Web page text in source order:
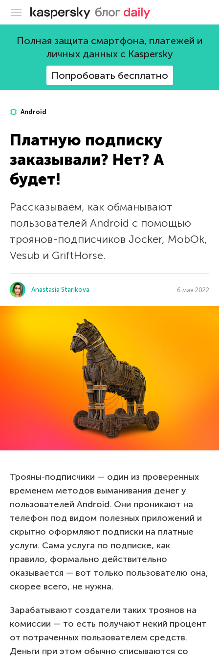
Блог Касперского
Полная защита смартфона, платежей и
личных данных с Kaspersky
Попробовать бесплатно
Android
Платную подписку
заказывали? Нет? А
будет!
Рассказываем, как обманывают
пользователей Android с помощью
троянов-подписчиков Jocker, MobOk,
Vesub и GriftHorse.
Anastasia Starikova 6 мая 2022
Трояны-подписчики — один из проверенных
временем методов выманивания денег у
пользователей Android. Они проникают на
телефон под видом полезных приложений и
скрытно оформляют подписки на платные
услуги. Сама услуга по подписке, как
правило, формально действительно
оказывается — вот только пользователю она,
скорее всего, не нужна.
Зарабатывают создатели таких троянов на
комиссии — то есть получают некий процент
от потраченных пользователем средств.
Деньги при этом обычно списываются со